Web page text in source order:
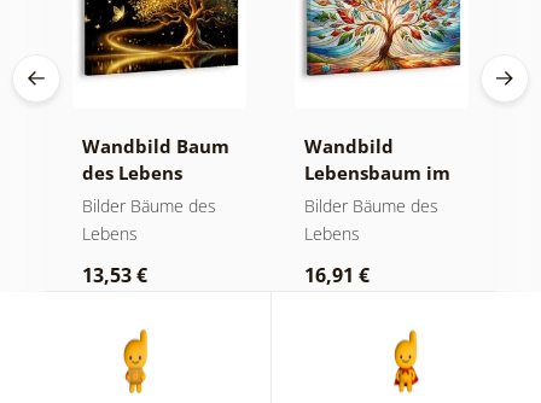
Wandbild Baum
des Lebens
goldene Magie
Bilder Bäume des
Lebens
13,53 €
Wandbild
Lebensbaum im
bunten
Glasfenster
Bilder Bäume des
Lebens
16,91 €